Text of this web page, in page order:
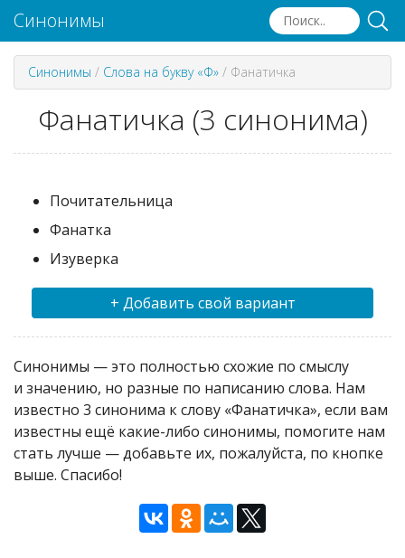
Синонимы
Синонимы / Слова на букву «Ф» / Фанатичка
Фанатичка (3 синонима)
Почитательница
Фанатка
Изуверка
+ Добавить свой вариант
Синонимы — это полностью схожие по смыслу
и значению, но разные по написанию слова. Нам
известно 3 синонима к слову «Фанатичка», если вам
известны ещё какие-либо синонимы, помогите нам
стать лучше — добавьте их, пожалуйста, по кнопке
выше. Спасибо!